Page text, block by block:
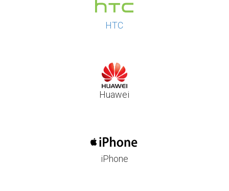
HTC
Huawei
iPhone